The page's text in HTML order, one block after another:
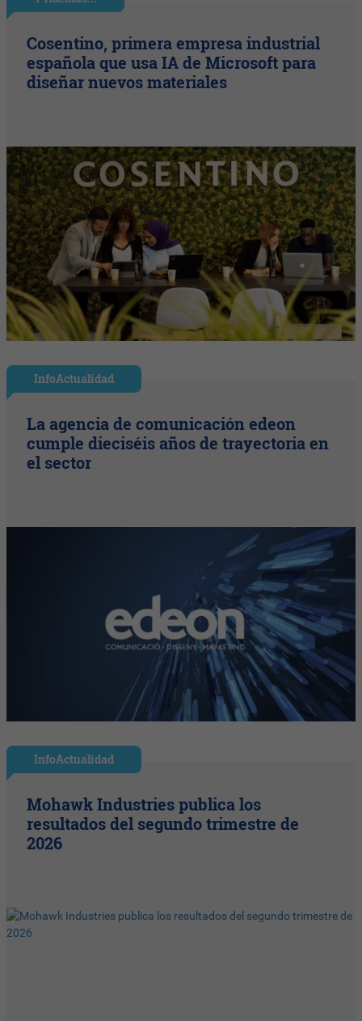
Cosentino, primera empresa industrial
española que usa IA de Microsoft para
diseñar nuevos materiales
InfoActualidad
La agencia de comunicación edeon
cumple dieciséis años de trayectoria en
el sector
InfoActualidad
Mohawk Industries publica los
resultados del segundo trimestre de
2026